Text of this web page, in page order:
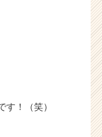
！（笑）